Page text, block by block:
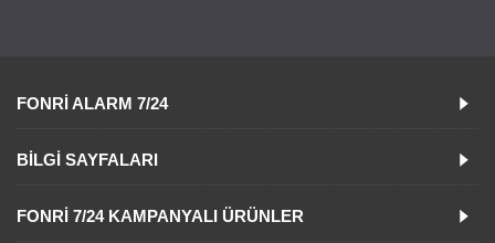
FONRI ALARM 7/24
BILGI SAYFALARI
FONRI 7/24 KAMPANYALI ÜRÜNLER